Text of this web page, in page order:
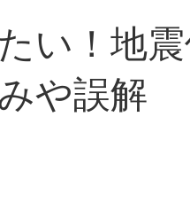
い！地
や誤解